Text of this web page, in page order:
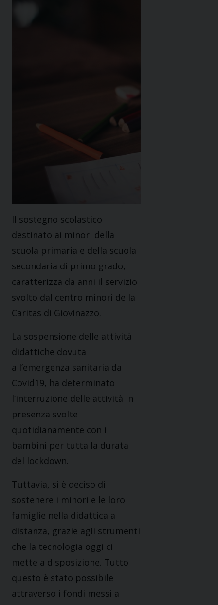
Il sostegno scolastico
destinato ai minori della
scuola primaria e della scuola
secondaria di primo grado,
caratterizza da anni il servizio
svolto dal centro minori della
Caritas di Giovinazzo.
La sospensione delle attività
didattiche dovuta
all’emergenza sanitaria da
Covid19, ha determinato
l’interruzione delle attività in
presenza svolte
quotidianamente con i
bambini per tutta la durata
del lockdown.
Tuttavia, si è deciso di
sostenere i minori e le loro
famiglie nella didattica a
distanza, grazie agli strumenti
che la tecnologia oggi ci
mette a disposizione. Tutto
questo è stato possibile
attraverso i fondi messi a